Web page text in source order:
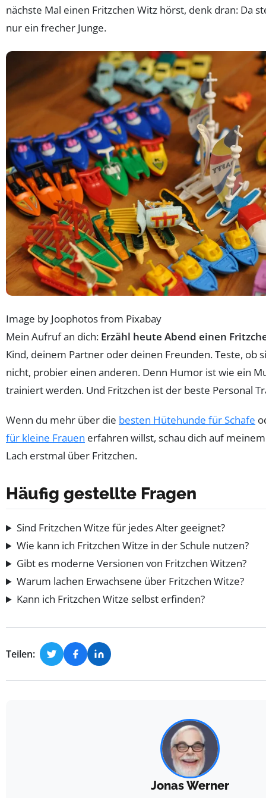
nächste Mal einen Fritzchen Witz hörst, denk dran: Da
nur ein frecher Junge.
Image by Joophotos from Pixabay
Mein Aufruf an dich: Erzähl heute Abend einen
Kind, deinem Partner oder deinen Freunden. Teste, ob
nicht, probier einen anderen. Denn Humor ist wie ein
trainiert werden. Und Fritzchen ist der beste Personal
Wenn du mehr über die besten Hütehunde für Schafe
für kleine Frauen erfahren willst, schau dich auf
Lach erstmal über Fritzchen.
Häufig gestellte Fragen
Sind Fritzchen Witze für jedes Alter geeignet?
Wie kann ich Fritzchen Witze in der Schule nutzen?
Gibt es moderne Versionen von Fritzchen Witzen?
Warum lachen Erwachsene über Fritzchen Witze?
Kann ich Fritzchen Witze selbst erfinden?
Teilen:
Jonas Werner